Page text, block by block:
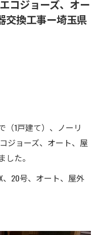
エコジョーズ、オー
交換工事ー埼玉県
（1戸建て）、ノーリ
コジョーズ、オート、屋
た。
、20号、オート、屋外